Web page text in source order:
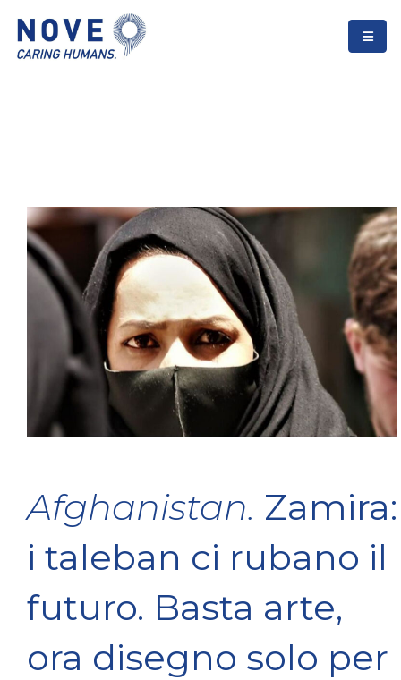
Afghanistan. Zamira:
i taleban ci rubano il
futuro. Basta arte,
ora disegno solo per